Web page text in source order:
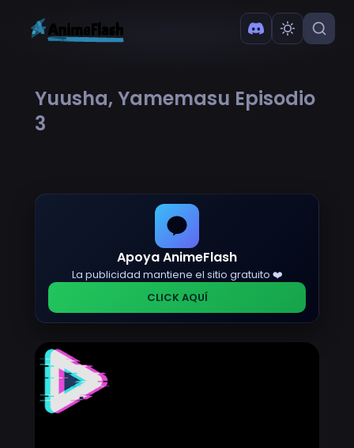
Yuusha, Yamemasu Episodio
3
Apoya AnimeFlash
La publicidad mantiene el sitio gratuito ❤️
CLICK AQUÍ